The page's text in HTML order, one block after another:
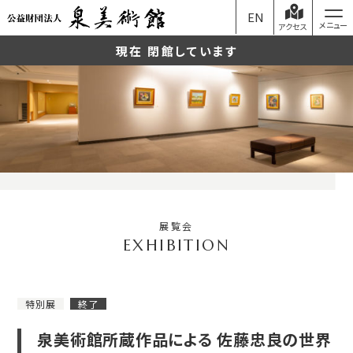
EN
現在 閉館しています
アクセス
展覧会
特別展 終了
泉美術館所蔵作品による 佐藤忠良の世界